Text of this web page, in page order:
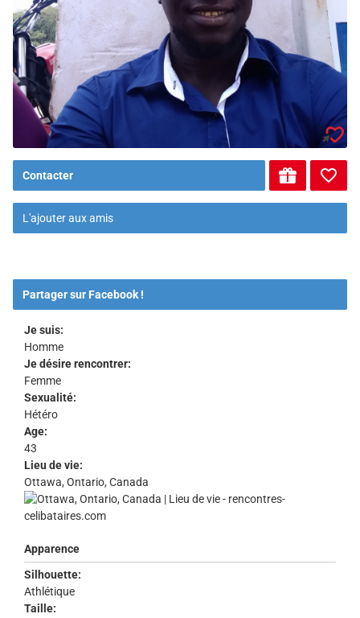
Contacter
L'ajouter aux amis
Partager sur Facebook !
Je suis:
Homme
Je désire rencontrer:
Femme
Sexualité:
Hétéro
Age:
43
Lieu de vie:
Ottawa, Ontario, Canada
Apparence
Silhouette:
Athlétique
Taille: